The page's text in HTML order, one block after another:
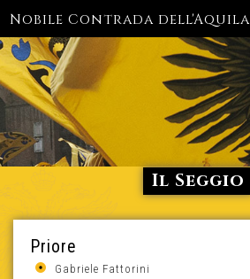
Nobile Contrada dell'Aquila
Il Seggio
Priore
Gabriele Fattorini